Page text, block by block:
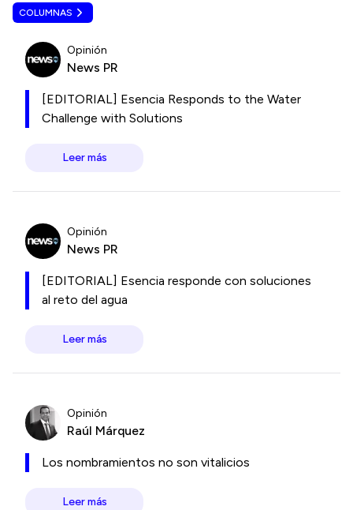
COLUMNAS
Opinión
News PR
[EDITORIAL] Esencia Responds to the Water
Challenge with Solutions
Leer más
Opinión
News PR
[EDITORIAL] Esencia responde con soluciones
al reto del agua
Leer más
Opinión
Raúl Márquez
Los nombramientos no son vitalicios
Leer más